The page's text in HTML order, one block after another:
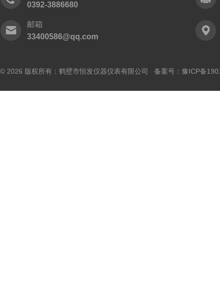
0392-3886680
邮箱
33400586@qq.com
© 2026 版权所有：鹤壁市恒发仪器仪表有限公司 备案号： 豫ICP备